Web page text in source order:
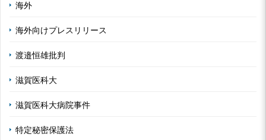
海外
海外向けプレスリリース
渡邉恒雄批判
滋賀医科大
滋賀医科大病院事件
特定秘密保護法